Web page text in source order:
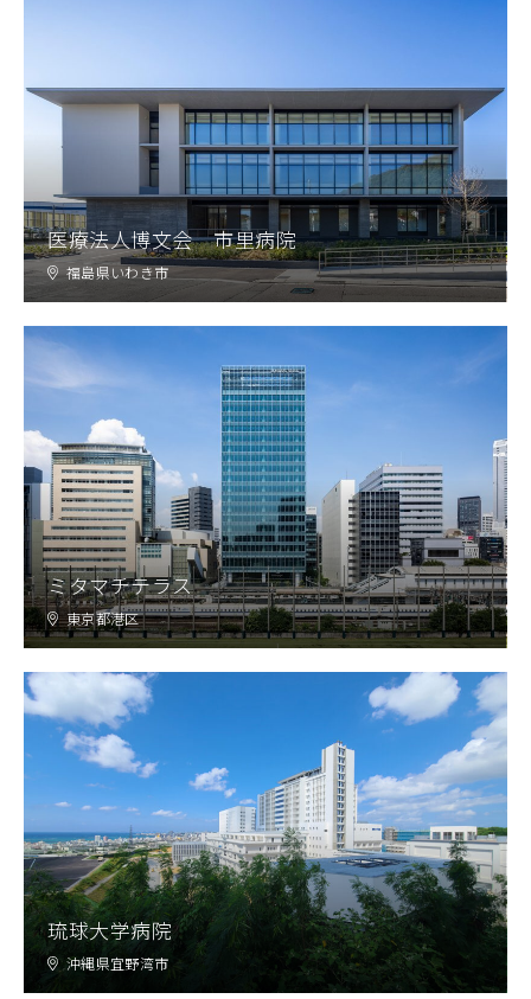
コンプライアンスポリシー プライバシーポリシー ご利用規約
医療法人博文会 市里病院
福島県いわき市
ミタマチテラス
東京都港区
琉球大学病院
沖縄県宜野湾市